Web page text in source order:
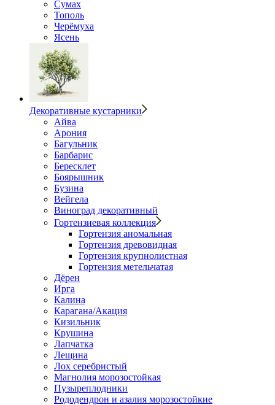
Сумах
Тополь
Черёмуха
Ясень
Декоративные кустарники
Айва
Арония
Багульник
Барбарис
Бересклет
Боярышник
Бузина
Вейгела
Виноград декоративный
Гортензиевая коллекция
Гортензия аномальная
Гортензия древовидная
Гортензия крупнолистная
Гортензия метельчатая
Дёрен
Ирга
Калина
Карагана/Акация
Кизильник
Крушина
Лапчатка
Лещина
Лох серебристый
Магнолия морозостойкая
Пузыреплодники
Рододендрон и азалия морозостойкие